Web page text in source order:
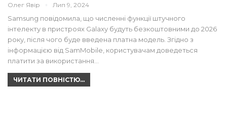
Олег Явір Лип 9, 2024
Samsung повідомила, що численні функції штучного
інтелекту в пристроях Galaxy будуть безкоштовними до 2026
року, після чого буде введена платна модель. Згідно з
інформацією від SamMobile, користувачам доведеться
платити за використання…
ЧИТАТИ ПОВНІСТЮ...